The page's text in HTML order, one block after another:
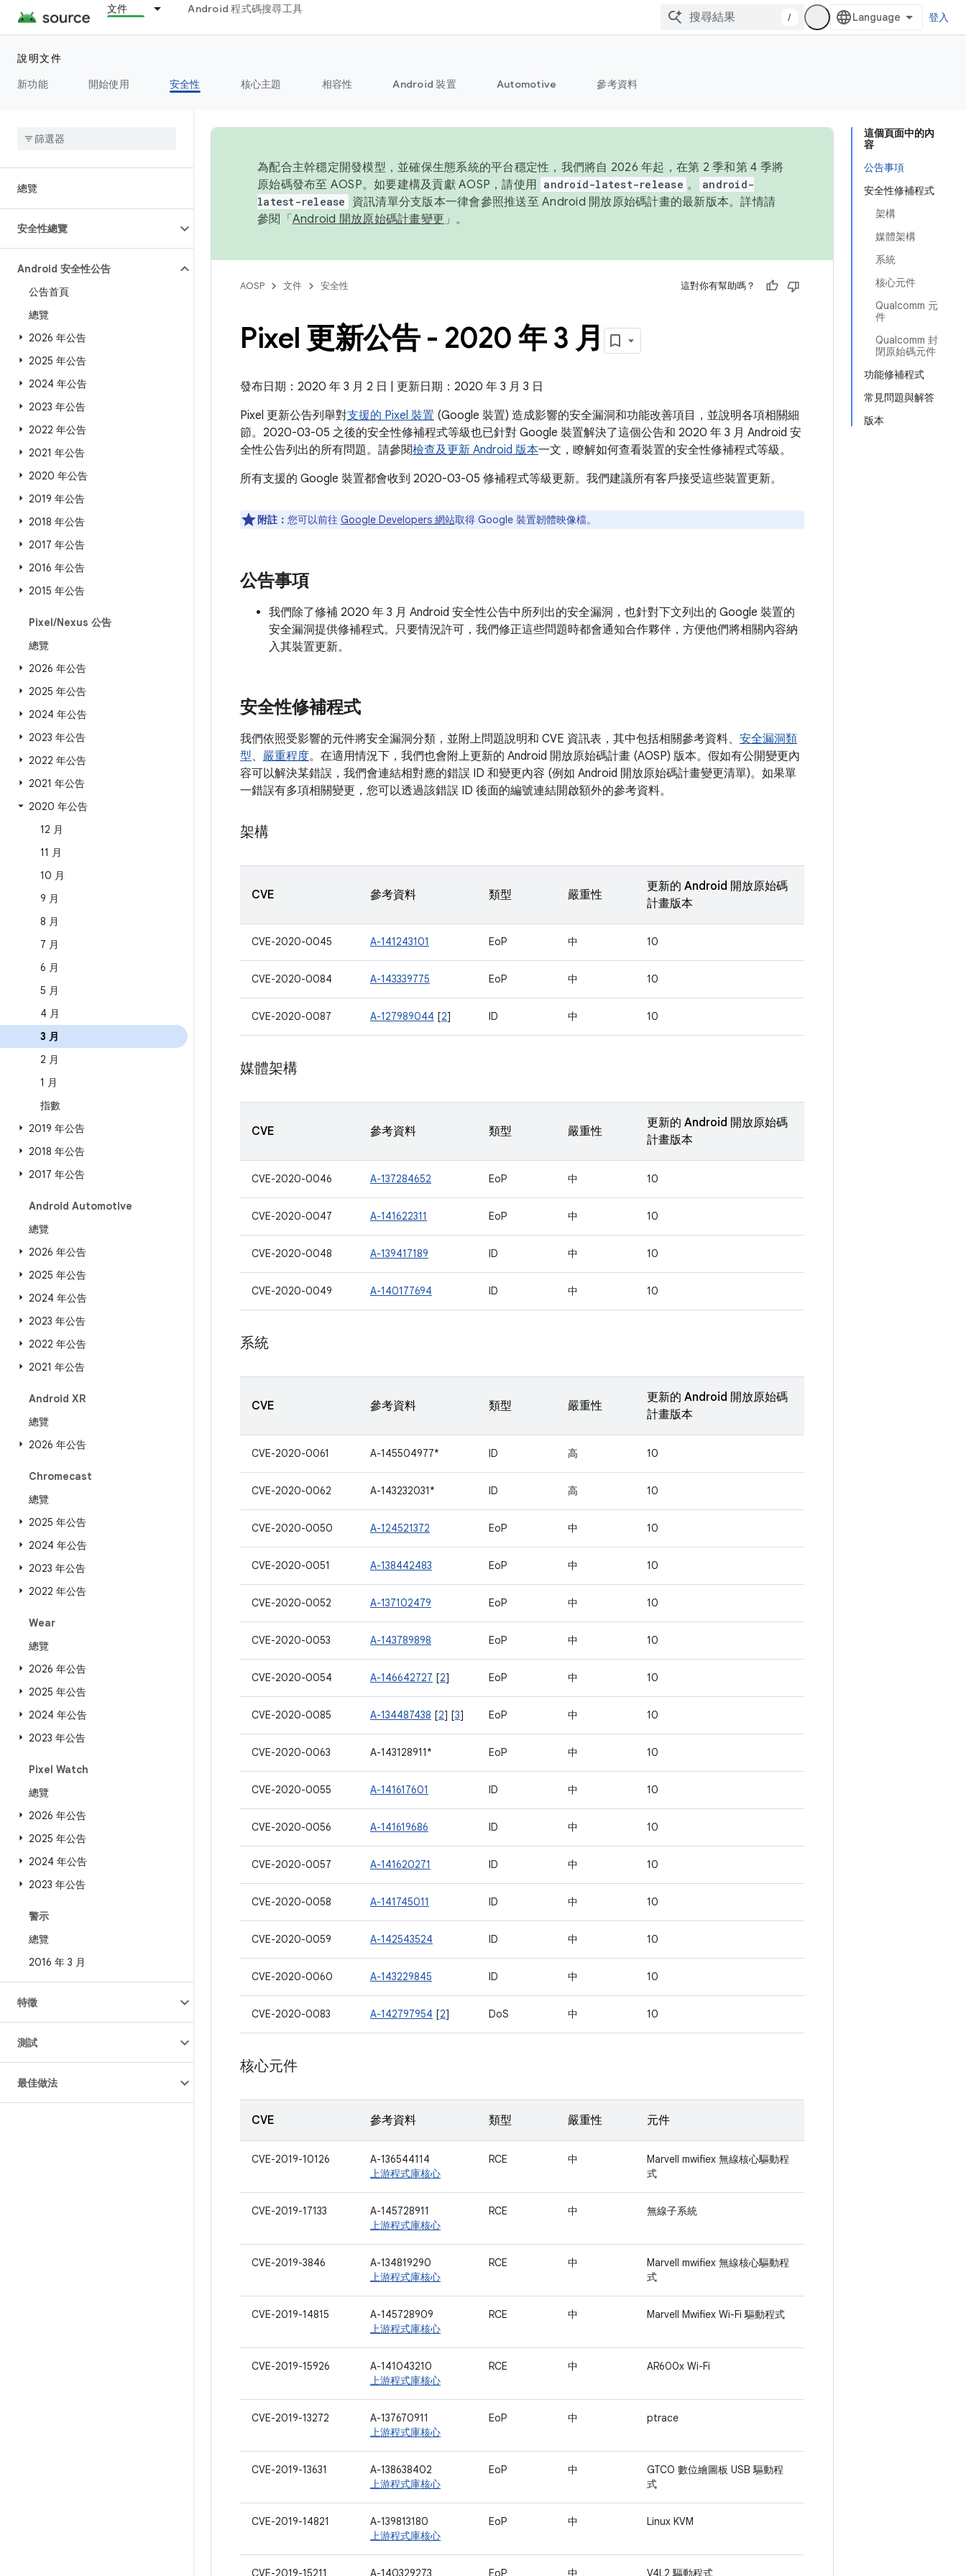
文件 Android 程式碼搜尋工具
/ 登入
說明文件
新功能
開始使用 安全性 核心主題 相容性 Android 裝置 Automotive 參考資料
總覽
安全性總覽
Android 安全性公告
公告首頁
總覽
2026 年公告
2025 年公告
2024 年公告
2023 年公告
2022 年公告
2021 年公告
2020 年公告
2019 年公告
2018 年公告
2017 年公告
2016 年公告
2015 年公告
Pixel/Nexus 公告
總覽
2026 年公告
2025 年公告
2024 年公告
2023 年公告
2022 年公告
2021 年公告
2020 年公告
12 月
11 月
10 月
9 月
8 月
7 月
6 月
5 月
4 月
3 月
2 月
1 月
指數
2019 年公告
2018 年公告
2017 年公告
Android Automotive
總覽
2026 年公告
2025 年公告
2024 年公告
2023 年公告
2022 年公告
2021 年公告
Android XR
總覽
2026 年公告
Chromecast
總覽
2025 年公告
2024 年公告
2023 年公告
2022 年公告
Wear
總覽
2026 年公告
2025 年公告
2024 年公告
2023 年公告
Pixel Watch
總覽
2026 年公告
2025 年公告
2024 年公告
2023 年公告
警示
總覽
2016 年 3 月
特徵
測試
最佳做法
這個頁面中的內
容
公告事項
安全性修補程式
架構
媒體架構
系統
核心元件
Qualcomm 元
件
Qualcomm 封
閉原始碼元件
功能修補程式
常見問題與解答
版本
為配合主幹穩定開發模型，並確保生態系統的平台穩定性，我們將自 2026 年起，在第 2 季和第 4 季將
原始碼發布至 AOSP。如要建構及貢獻 AOSP，請使用 android-latest-release 。
android-
latest-release
資訊清單分支版本一律會參照推送至 Android 開放原始碼計畫的最新版本。詳情請
參閱「 Android 開放原始碼計畫變更 」。
AOSP 文件 安全性 這對你有幫助嗎？
Pixel 更新公告 - 2020 年 3 月
發布日期：2020 年 3 月 2 日 | 更新日期：2020 年 3 月 3 日
Pixel 更新公告列舉對支援的 Pixel 裝置 (Google 裝置) 造成影響的安全漏洞和功能改善項目，並說明各項相關細
節。2020-03-05 之後的安全性修補程式等級也已針對 Google 裝置解決了這個公告和 2020 年 3 月 Android 安
全性公告列出的所有問題。請參閱檢查及更新 Android 版本一文，瞭解如何查看裝置的安全性修補程式等級。
所有支援的 Google 裝置都會收到 2020-03-05 修補程式等級更新。我們建議所有客戶接受這些裝置更新。
附註： 您可以前往 Google Developers 網站取得 Google 裝置韌體映像檔。
公告事項
我們除了修補 2020 年 3 月 Android 安全性公告中所列出的安全漏洞，也針對下文列出的 Google 裝置的
安全漏洞提供修補程式。只要情況許可，我們修正這些問題時都會通知合作夥伴，方便他們將相關內容納
入其裝置更新。
安全性修補程式
我們依照受影響的元件將安全漏洞分類，並附上問題說明和 CVE 資訊表，其中包括相關參考資料、 安全漏洞類
型、 嚴重程度。在適用情況下，我們也會附上更新的 Android 開放原始碼計畫 (AOSP) 版本。假如有公開變更內
容可以解決某錯誤，我們會連結相對應的錯誤 ID 和變更內容 (例如 Android 開放原始碼計畫變更清單)。如果單
一錯誤有多項相關變更，您可以透過該錯誤 ID 後面的編號連結開啟額外的參考資料。
架構
CVE 參考資料 類型 嚴重性
更新的 Android 開放原始碼
計畫版本
CVE-2020-0045 A-141243101 EoP 中 10
CVE-2020-0084 A-143339775 EoP 中 10
CVE-2020-0087 A-127989044 [2] ID 中 10
媒體架構
CVE 參考資料 類型 嚴重性
更新的 Android 開放原始碼
計畫版本
CVE-2020-0046 A-137284652 EoP 中 10
CVE-2020-0047 A-141622311 EoP 中 10
CVE-2020-0048 A-139417189 ID 中 10
CVE-2020-0049 A-140177694 ID 中 10
系統
CVE 參考資料 類型 嚴重性
更新的 Android 開放原始碼
計畫版本
CVE-2020-0061 A-145504977* ID 高 10
CVE-2020-0062 A-143232031* ID 高 10
CVE-2020-0050 A-124521372 EoP 中 10
CVE-2020-0051 A-138442483 EoP 中 10
CVE-2020-0052 A-137102479 EoP 中 10
CVE-2020-0053 A-143789898 EoP 中 10
CVE-2020-0054 A-146642727 [2] EoP 中 10
CVE-2020-0085 A-134487438 [2] [3] EoP 中 10
CVE-2020-0063 A-143128911* EoP 中 10
CVE-2020-0055 A-141617601 ID 中 10
CVE-2020-0056 A-141619686 ID 中 10
CVE-2020-0057 A-141620271 ID 中 10
CVE-2020-0058 A-141745011 ID 中 10
CVE-2020-0059 A-142543524 ID 中 10
CVE-2020-0060 A-143229845 ID 中 10
CVE-2020-0083 A-142797954 [2] DoS 中 10
核心元件
CVE 參考資料 類型 嚴重性 元件
CVE-2019-10126
A-136544114
上游程式庫核心
RCE 中
Marvell mwifiex 無線核心驅動程
式
CVE-2019-17133
A-145728911
上游程式庫核心
RCE 中 無線子系統
CVE-2019-3846
A-134819290
上游程式庫核心
RCE 中
Marvell mwifiex 無線核心驅動程
式
CVE-2019-14815
A-145728909
上游程式庫核心
RCE 中 Marvell Mwifiex Wi-Fi 驅動程式
CVE-2019-15926
A-141043210
上游程式庫核心
RCE 中 AR600x Wi-Fi
CVE-2019-13272
A-137670911
上游程式庫核心
EoP 中 ptrace
CVE-2019-13631
A-138638402
上游程式庫核心
EoP 中
GTCO 數位繪圖板 USB 驅動程
式
CVE-2019-14821
A-139813180
上游程式庫核心
EoP 中 Linux KVM
CVE-2019-15211 A-140329273 EoP 中 V4L2 驅動程式